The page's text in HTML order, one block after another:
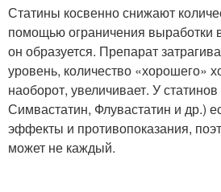
Статины косвенно снижают
помощью ограничения выработки
он образуется. Препарат
уровень, количество «хорошего»
наоборот, увеличивает. У
Симвастатин, Флувастатин и др.)
эффекты и противопоказания,
может не каждый.